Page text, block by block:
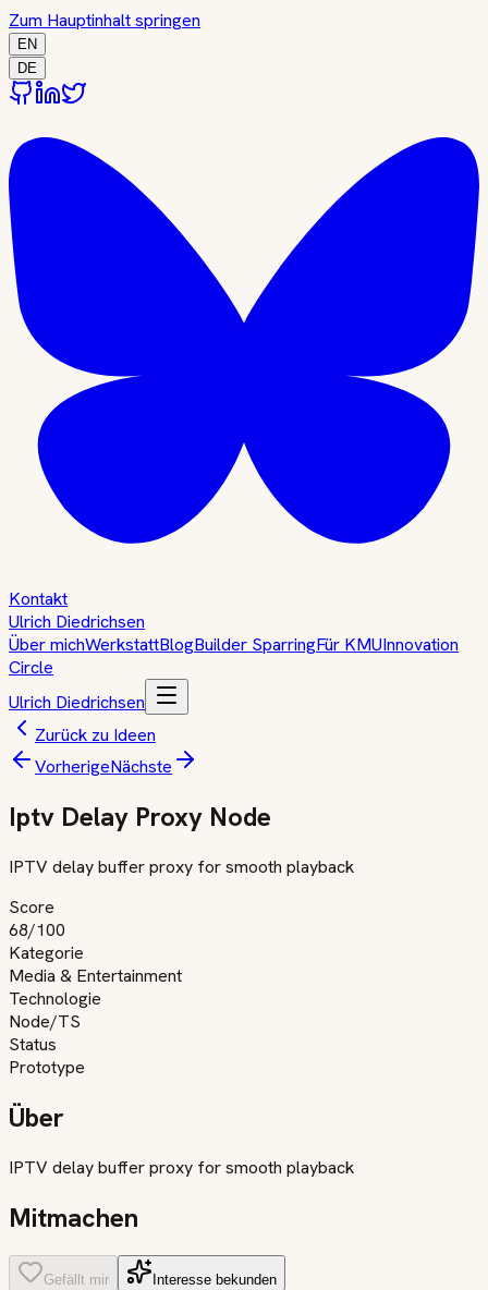
Zum Hauptinhalt springen
EN
DE
Kontakt
Ulrich Diedrichsen
Über michWerkstattBlogBuilder SparringFür KMUInnovation
Circle
Ulrich Diedrichsen
Zurück zu Ideen
VorherigeNächste
Iptv Delay Proxy Node
IPTV delay buffer proxy for smooth playback
Score
68/100
Kategorie
Media & Entertainment
Technologie
Node/TS
Status
Prototype
Über
IPTV delay buffer proxy for smooth playback
Mitmachen
Gefällt mir Interesse bekunden